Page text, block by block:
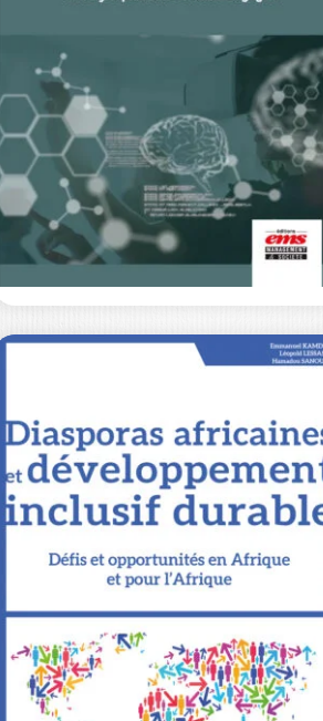
L’HUBRIS DES
DIRIGEANTS
ERHARD FRIEDBERG
« Avec L’hubris des dirigeants, Erhard
Friedberg ajoute un angle inédit à sa…
16,00€
LA DÉFIANCE DE
LA SOCIÉTÉ
ENVERS…
PHILIPPE FROUTÉ|
OLIVIER MEIER